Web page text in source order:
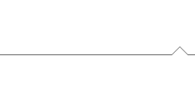
フッター